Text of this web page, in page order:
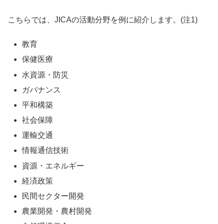
こちらでは、JICAの活動分野を例に紹介します。(注1)
教育
保健医療
水資源・防災
ガバナンス
平和構築
社会保障
運輸交通
情報通信技術
資源・エネルギー
経済政策
民間セクター開発
農業開発・農村開発